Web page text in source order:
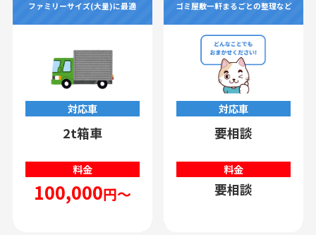
ファミリーサイズ(大量)に最適
対応車
2t箱車
料金
100,000円～
ゴミ屋敷一軒まるごとの整理など
対応車
要相談
料金
要相談